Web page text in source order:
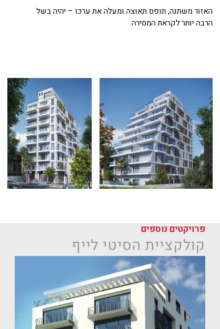
האזור משתנה, תופס תאוצה ומעלה את ערכו – יהיה בשל
הרבה יותר לקראת המסירה
פרויקטים נוספים
קולקציית הסיטי לייף